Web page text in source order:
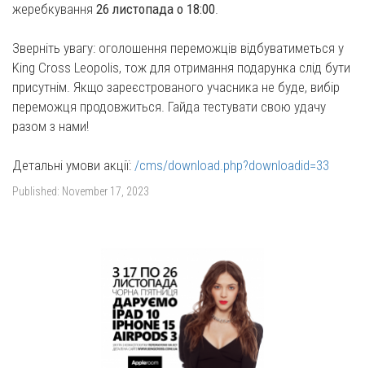
жеребкування 26 листопада о 18:00.
Зверніть увагу: оголошення переможців відбуватиметься у
King Cross Leopolis, тож для отримання подарунка слід бути
присутнім. Якщо зареєстрованого учасника не буде, вибір
переможця продовжиться. Гайда тестувати свою удачу
разом з нами!
Детальні умови акції: /cms/download.php?downloadid=33
Published: November 17, 2023